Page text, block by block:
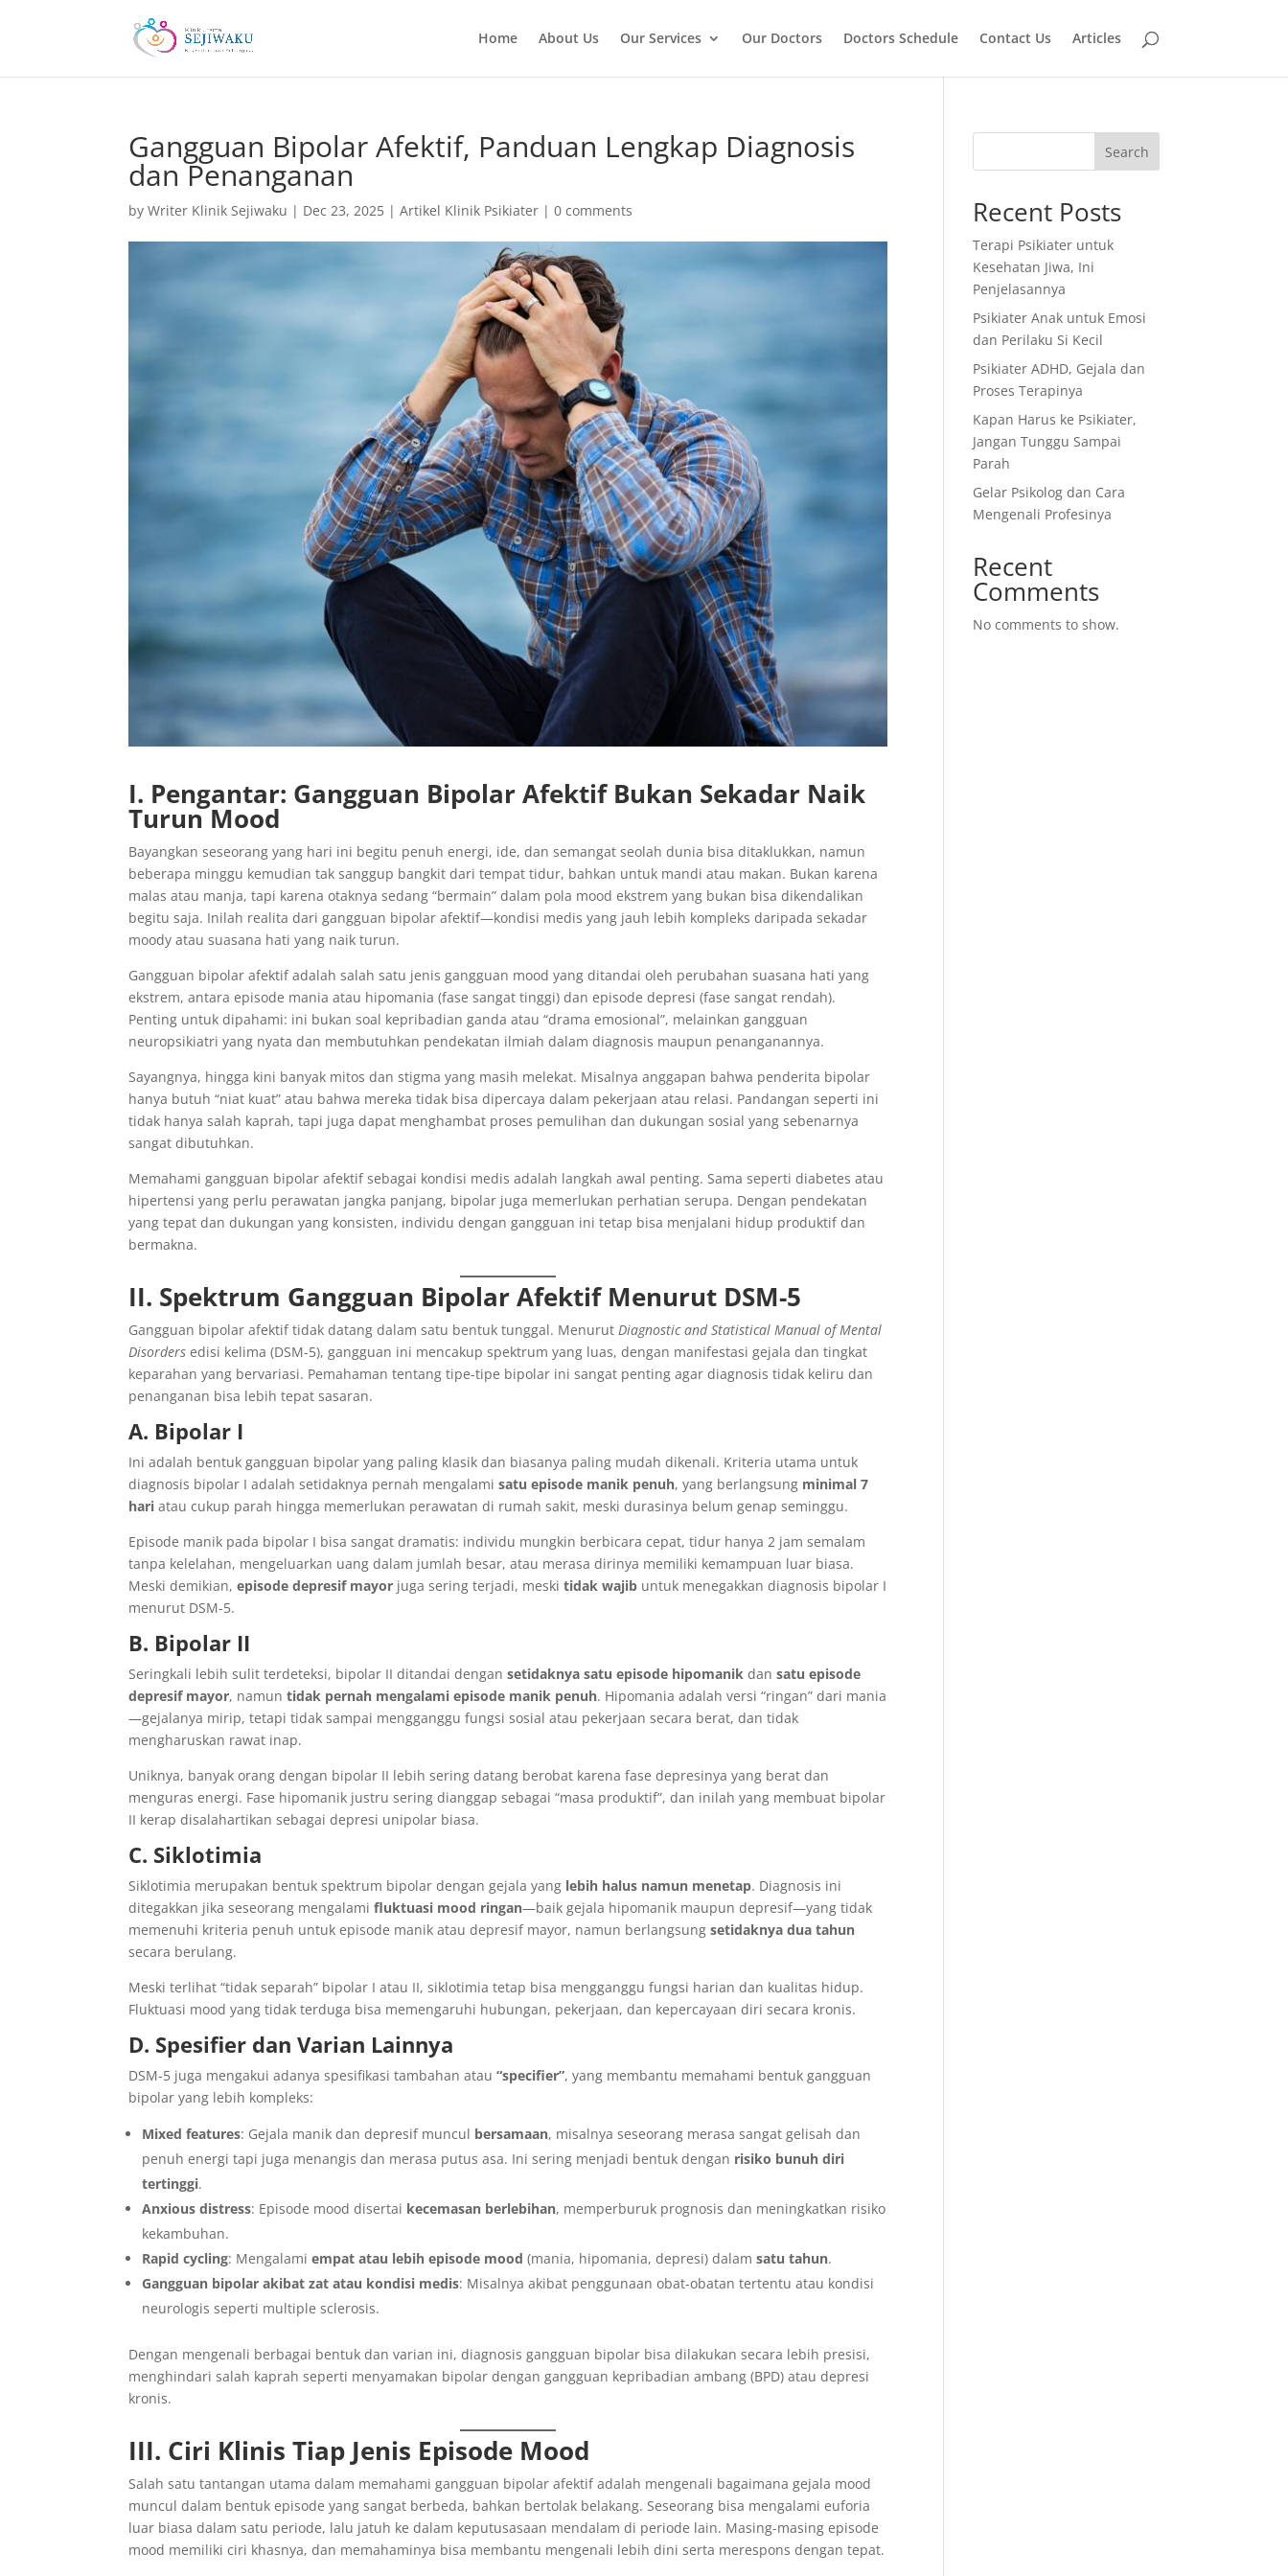
Home About Us Our Services Our Doctors Doctors Schedule Contact Us Articles
Gangguan Bipolar Afektif, Panduan Lengkap Diagnosis
dan Penanganan
byWriter Klinik Sejiwaku | Dec 23, 2025 |Artikel Klinik Psikiater |0 comments
I. Pengantar: Gangguan Bipolar Afektif Bukan Sekadar Naik
Turun Mood
Bayangkan seseorang yang hari ini begitu penuh energi, ide, dan semangat seolah dunia bisa ditaklukkan, namun
beberapa minggu kemudian tak sanggup bangkit dari tempat tidur, bahkan untuk mandi atau makan. Bukan karena
malas atau manja, tapi karena otaknya sedang “bermain” dalam pola mood ekstrem yang bukan bisa dikendalikan
begitu saja. Inilah realita dari gangguan bipolar afektif—kondisi medis yang jauh lebih kompleks daripada sekadar
moody atau suasana hati yang naik turun.
Gangguan bipolar afektif adalah salah satu jenis gangguan mood yang ditandai oleh perubahan suasana hati yang
ekstrem, antara episode mania atau hipomania (fase sangat tinggi) dan episode depresi (fase sangat rendah).
Penting untuk dipahami: ini bukan soal kepribadian ganda atau “drama emosional”, melainkan gangguan
neuropsikiatri yang nyata dan membutuhkan pendekatan ilmiah dalam diagnosis maupun penanganannya.
Sayangnya, hingga kini banyak mitos dan stigma yang masih melekat. Misalnya anggapan bahwa penderita bipolar
hanya butuh “niat kuat” atau bahwa mereka tidak bisa dipercaya dalam pekerjaan atau relasi. Pandangan seperti ini
tidak hanya salah kaprah, tapi juga dapat menghambat proses pemulihan dan dukungan sosial yang sebenarnya
sangat dibutuhkan.
Memahami gangguan bipolar afektif sebagai kondisi medis adalah langkah awal penting. Sama seperti diabetes atau
hipertensi yang perlu perawatan jangka panjang, bipolar juga memerlukan perhatian serupa. Dengan pendekatan
yang tepat dan dukungan yang konsisten, individu dengan gangguan ini tetap bisa menjalani hidup produktif dan
bermakna.
II. Spektrum Gangguan Bipolar Afektif Menurut DSM-5
Gangguan bipolar afektif tidak datang dalam satu bentuk tunggal. MenurutDiagnostic and Statistical Manual of Mental
Disorders edisi kelima (DSM-5), gangguan ini mencakup spektrum yang luas, dengan manifestasi gejala dan tingkat
keparahan yang bervariasi. Pemahaman tentang tipe-tipe bipolar ini sangat penting agar diagnosis tidak keliru dan
penanganan bisa lebih tepat sasaran.
A. Bipolar I
Ini adalah bentuk gangguan bipolar yang paling klasik dan biasanya paling mudah dikenali. Kriteria utama untuk
diagnosis bipolar I adalah setidaknya pernah mengalamisatu episode manik penuh, yang berlangsung minimal 7
hari atau cukup parah hingga memerlukan perawatan di rumah sakit, meski durasinya belum genap seminggu.
Episode manik pada bipolar I bisa sangat dramatis: individu mungkin berbicara cepat, tidur hanya 2 jam semalam
tanpa kelelahan, mengeluarkan uang dalam jumlah besar, atau merasa dirinya memiliki kemampuan luar biasa.
Meski demikian,episode depresif mayor juga sering terjadi, meskitidak wajib untuk menegakkan diagnosis bipolar I
menurut DSM-5.
B. Bipolar II
Seringkali lebih sulit terdeteksi, bipolar II ditandai dengansetidaknya satu episode hipomanik dansatu episode
depresif mayor, namuntidak pernah mengalami episode manik penuh. Hipomania adalah versi “ringan” dari mania
—gejalanya mirip, tetapi tidak sampai mengganggu fungsi sosial atau pekerjaan secara berat, dan tidak
mengharuskan rawat inap.
Uniknya, banyak orang dengan bipolar II lebih sering datang berobat karena fase depresinya yang berat dan
menguras energi. Fase hipomanik justru sering dianggap sebagai “masa produktif”, dan inilah yang membuat bipolar
II kerap disalahartikan sebagai depresi unipolar biasa.
C. Siklotimia
Siklotimia merupakan bentuk spektrum bipolar dengan gejala yang lebih halus namun menetap. Diagnosis ini
ditegakkan jika seseorang mengalamifluktuasi mood ringan—baik gejala hipomanik maupun depresif—yang tidak
memenuhi kriteria penuh untuk episode manik atau depresif mayor, namun berlangsungsetidaknya dua tahun
secara berulang.
Meski terlihat “tidak separah” bipolar I atau II, siklotimia tetap bisa mengganggu fungsi harian dan kualitas hidup.
Fluktuasi mood yang tidak terduga bisa memengaruhi hubungan, pekerjaan, dan kepercayaan diri secara kronis.
D. Spesifier dan Varian Lainnya
DSM-5 juga mengakui adanya spesifikasi tambahan atau“specifier”, yang membantu memahami bentuk gangguan
bipolar yang lebih kompleks:
Mixed features: Gejala manik dan depresif muncul bersamaan, misalnya seseorang merasa sangat gelisah dan
penuh energi tapi juga menangis dan merasa putus asa. Ini sering menjadi bentuk dengan risiko bunuh diri
tertinggi.
Anxious distress: Episode mood disertai kecemasan berlebihan, memperburuk prognosis dan meningkatkan risiko
kekambuhan.
Rapid cycling: Mengalamiempat atau lebih episode mood (mania, hipomania, depresi) dalamsatu tahun.
Gangguan bipolar akibat zat atau kondisi medis: Misalnya akibat penggunaan obat-obatan tertentu atau kondisi
neurologis seperti multiple sclerosis.
Dengan mengenali berbagai bentuk dan varian ini, diagnosis gangguan bipolar bisa dilakukan secara lebih presisi,
menghindari salah kaprah seperti menyamakan bipolar dengan gangguan kepribadian ambang (BPD) atau depresi
kronis.
III. Ciri Klinis Tiap Jenis Episode Mood
Salah satu tantangan utama dalam memahami gangguan bipolar afektif adalah mengenali bagaimana gejala mood
muncul dalam bentuk episode yang sangat berbeda, bahkan bertolak belakang. Seseorang bisa mengalami euforia
luar biasa dalam satu periode, lalu jatuh ke dalam keputusasaan mendalam di periode lain. Masing-masing episode
mood memiliki ciri khasnya, dan memahaminya bisa membantu mengenali lebih dini serta merespons dengan tepat.
Search
Recent Posts
Terapi Psikiater untuk
Kesehatan Jiwa, Ini
Penjelasannya
Psikiater Anak untuk Emosi
dan Perilaku Si Kecil
Psikiater ADHD, Gejala dan
Proses Terapinya
Kapan Harus ke Psikiater,
Jangan Tunggu Sampai
Parah
Gelar Psikolog dan Cara
Mengenali Profesinya
Recent
Comments
No comments to show.